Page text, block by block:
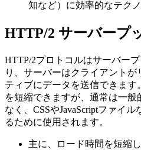
知など）に効率的なテク
HTTP/2 サーバープ
HTTP/2プロトコルはサーバー
り、サーバーはクライアント
ティブにデータを送信できま
を短縮できますが、通常は一
なく、CSSやJavaScriptファイ
るために使用されます。
主に、ロード時間を短縮